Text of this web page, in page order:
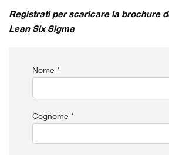
Registrati per scaricare la brochure
Lean Six Sigma
Nome *
Cognome *